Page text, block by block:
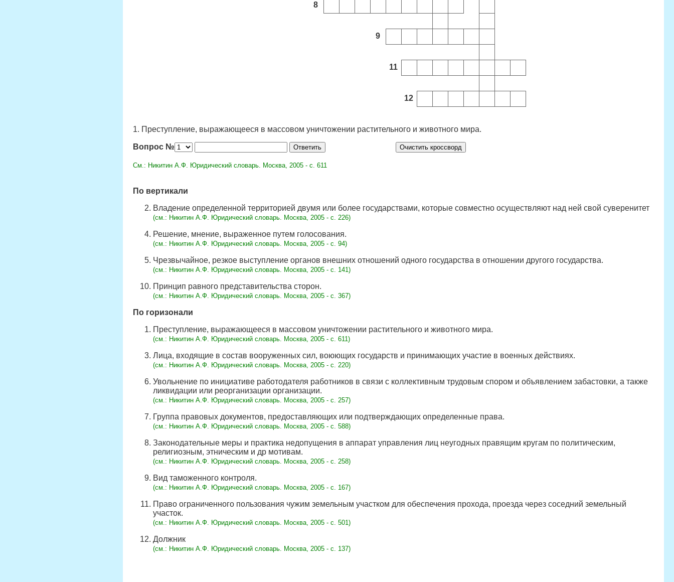
8
9
11
12
1. Преступление, выражающееся в массовом уничтожении растительного и животного мира.
Вопрос №
См.: Никитин А.Ф. Юридический словарь. Mосква, 2005 - с. 611
По вертикали
Владение определенной территорией двумя или более государствами, которые совместно осуществляют над ней свой суверенитет
(cм.: Никитин А.Ф. Юридический словарь. Mосква, 2005 - с. 226)
Решение, мнение, выраженное путем голосования.
(cм.: Никитин А.Ф. Юридический словарь. Mосква, 2005 - с. 94)
Чрезвычайное, резкое выступление органов внешних отношений одного государства в отношении другого государства.
(cм.: Никитин А.Ф. Юридический словарь. Mосква, 2005 - с. 141)
Принцип равного представительства сторон.
(cм.: Никитин А.Ф. Юридический словарь. Mосква, 2005 - с. 367)
По горизонали
Преступление, выражающееся в массовом уничтожении растительного и животного мира.
(cм.: Никитин А.Ф. Юридический словарь. Mосква, 2005 - с. 611)
Лица, входящие в состав вооруженных сил, воюющих государств и принимающих участие в военных действиях.
(cм.: Никитин А.Ф. Юридический словарь. Mосква, 2005 - с. 220)
Увольнение по инициативе работодателя работников в связи с коллективным трудовым спором и объявлением забастовки, а также
ликвидации или реорганизации организации.
(cм.: Никитин А.Ф. Юридический словарь. Mосква, 2005 - с. 257)
Группа правовых документов, предоставляющих или подтверждающих определенные права.
(cм.: Никитин А.Ф. Юридический словарь. Mосква, 2005 - с. 588)
Законодательные меры и практика недопущения в аппарат управления лиц неугодных правящим кругам по политическим,
религиозным, этническим и др мотивам.
(cм.: Никитин А.Ф. Юридический словарь. Mосква, 2005 - с. 258)
Вид таможенного контроля.
(cм.: Никитин А.Ф. Юридический словарь. Mосква, 2005 - с. 167)
Право ограниченного пользования чужим земельным участком для обеспечения прохода, проезда через соседний земельный
участок.
(cм.: Никитин А.Ф. Юридический словарь. Mосква, 2005 - с. 501)
Должник
(cм.: Никитин А.Ф. Юридический словарь. Mосква, 2005 - с. 137)